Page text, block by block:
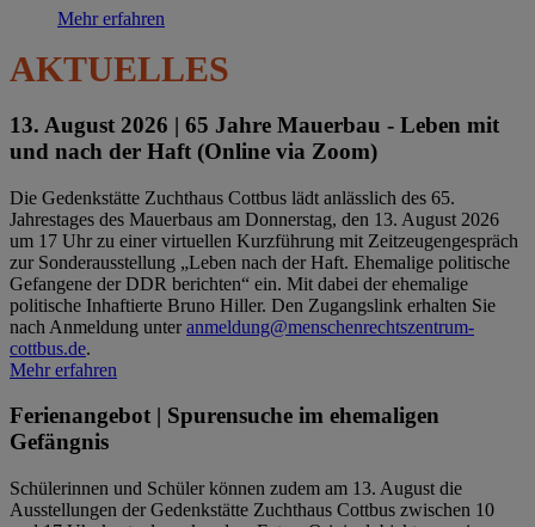
Mehr erfahren
AKTUELLES
13. August 2026 | 65 Jahre Mauerbau - Leben mit
und nach der Haft (Online via Zoom)
Die Gedenkstätte Zuchthaus Cottbus lädt anlässlich des 65.
Jahrestages des Mauerbaus am Donnerstag, den 13. August 2026
um 17 Uhr zu einer virtuellen Kurzführung mit Zeitzeugengespräch
zur Sonderausstellung „Leben nach der Haft. Ehemalige politische
Gefangene der DDR berichten“ ein. Mit dabei der ehemalige
politische Inhaftierte Bruno Hiller. Den Zugangslink erhalten Sie
nach Anmeldung unteranmeldung@menschenrechtszentrum-
cottbus.de.
Mehr erfahren
Ferienangebot | Spurensuche im ehemaligen
Gefängnis
Schülerinnen und Schüler können zudem am 13. August die
Ausstellungen der Gedenkstätte Zuchthaus Cottbus zwischen 10